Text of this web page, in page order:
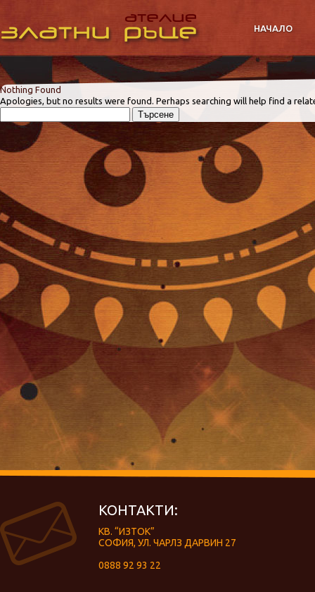
НАЧАЛО
Nothing Found
Apologies, but no results were found. Perhaps searching will help find a
за:
КОНТАКТИ:
КВ. “ИЗТОК”
СОФИЯ, УЛ. ЧАРЛЗ ДАРВИН 27
0888 92 93 22